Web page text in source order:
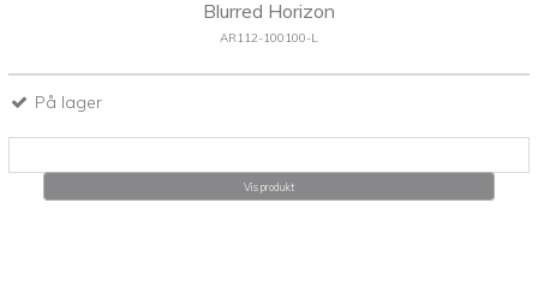
Blurred Horizon
AR112-100100-L
På lager
Vis produkt